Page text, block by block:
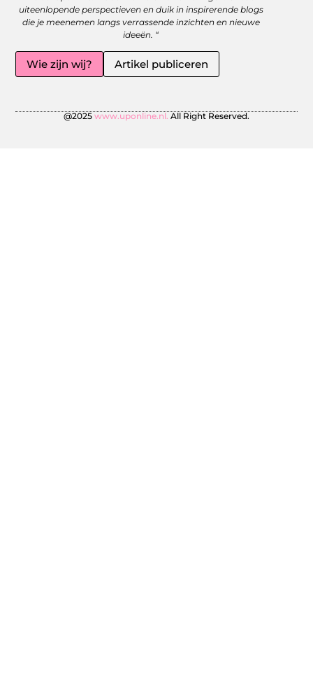
uiteenlopende perspectieven en duik in inspirerende blogs
die je meenemen langs verrassende inzichten en nieuwe
ideeën. “
Wie zijn wij? Artikel publiceren
@2025 www.uponline.nl. All Right Reserved.